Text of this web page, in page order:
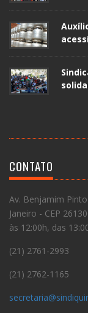
CONTATO
Av. Benjamim
Janeiro - CEP
às 12:00h, das
(21) 2761-2993
(21) 2762-1165